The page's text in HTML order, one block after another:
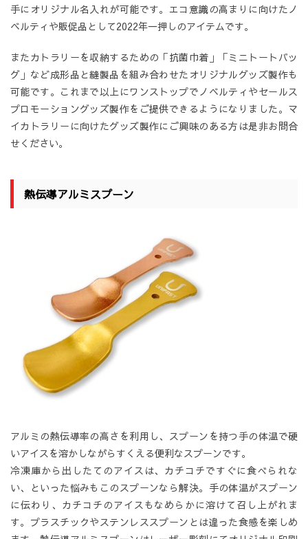
手にオリジナル名入れが可能です。エコ意識の高まりに向けたノ
ベルティや販促品として2022年一押しのアイテムです。
またカトラリーを収納するための「抗菌巾着」「ミニトートバッ
グ」など成形品と縫製品を組み合わせたオリジナルグッズ製作も
可能です。これまで以上にワンストップでノベルティやセールス
プロモーショングッズ製作をご提供できるようになりました。マ
イカトラリーに向けたグッズ製作にご興味のある方は是非お問合
せください。
熱伝導アルミスプーン
アルミの熱伝導率の高さを利用し、スプーンを持つ手の体温で硬
いアイスを溶かしながらすくえる便利なスプーンです。
冷凍庫から出したてのアイスは、カチコチですぐに食べられな
い、といった悩みもこのスプーンなら解決。手の体温がスプーン
に伝わり、カチコチのアイスもなめらかに溶けて召し上がれま
す。プラスチックやステンレススプーンとは違った食感を楽しめ